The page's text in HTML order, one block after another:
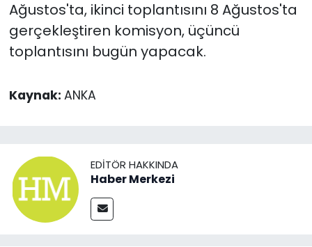
Ağustos'ta, ikinci toplantısını 8 Ağustos'ta
gerçekleştiren komisyon, üçüncü
toplantısını bugün yapacak.
Kaynak: ANKA
EDITÖR HAKKINDA
Haber Merkezi